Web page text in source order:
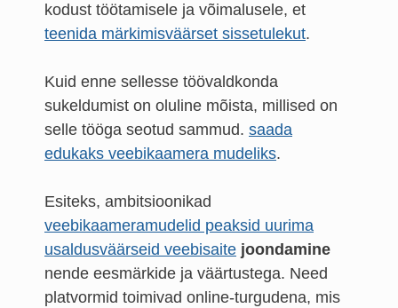
kodust töötamisele ja võimalusele, et
teenida märkimisväärset sissetulekut.
Kuid enne sellesse töövaldkonda
sukeldumist on oluline mõista, millised on
selle tööga seotud sammud. saada
edukaks veebikaamera mudeliks.
Esiteks, ambitsioonikad
veebikaameramudelid peaksid uurima
usaldusväärseid veebisaite joondamine
nende eesmärkide ja väärtustega. Need
platvormid toimivad online-turgudena, mis